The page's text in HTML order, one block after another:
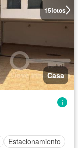
15fotos
Casa
Estacionamiento